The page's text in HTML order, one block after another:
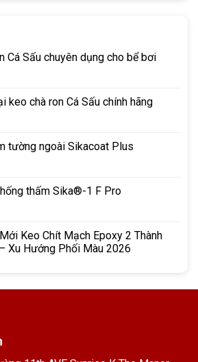
Cá Sấu chuyên dụng cho bể bơi
keo chà ron Cá Sấu chính hãng
tường ngoài Sikacoat Plus
thấm Sika®-1 F Pro
Keo Chít Mạch Epoxy 2 Thành
Xu Hướng Phối Màu 2026
Cần Sử Dụng Keo
bề mặt trần mái nhà bê tông
trên bề mặt tường nhà
mái, xử lý mối hở, mối bắt vít bị
cửa sổ,…
của thanh sắt hoặc các kim loại.